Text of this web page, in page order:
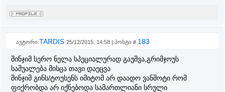
ავტორი TARDIS 25/12/2015, 14:58 | პოსტი # 183
შინჯიმ სერო ნელა სპეციალურად გაუშვა,გრიმჯოუს
საშუალება მისცა თავი დაეცვა
შინჯიმ გინს/ტოუსენს იმიტომ არ დაადო ვანშოტი რომ
ფიქრობდა არ იქნებოდა სამართლიანი სრული